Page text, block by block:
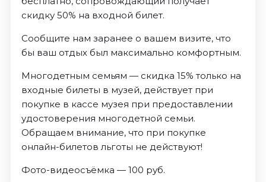
скидку 50% на входной билет.
Сообщите нам заранее о вашем визите, что
бы ваш отдых был максимально комфортным.
Многодетным семьям — скидка 15% только на
входные билеты в музей, действует при
покупке в кассе музея при предоставлении
удостоверения многодетной семьи.
Обращаем внимание, что при покупке
онлайн-билетов льготы не действуют!
Фото-видеосъёмка — 100 руб.